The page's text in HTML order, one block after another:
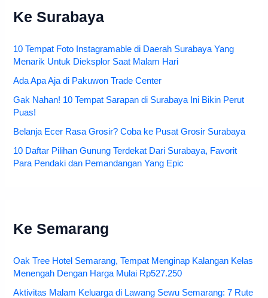
Ke Surabaya
10 Tempat Foto Instagramable di Daerah Surabaya Yang
Menarik Untuk Dieksplor Saat Malam Hari
Ada Apa Aja di Pakuwon Trade Center
Gak Nahan! 10 Tempat Sarapan di Surabaya Ini Bikin Perut
Puas!
Belanja Ecer Rasa Grosir? Coba ke Pusat Grosir Surabaya
10 Daftar Pilihan Gunung Terdekat Dari Surabaya, Favorit
Para Pendaki dan Pemandangan Yang Epic
Ke Semarang
Oak Tree Hotel Semarang, Tempat Menginap Kalangan Kelas
Menengah Dengan Harga Mulai Rp527.250
Aktivitas Malam Keluarga di Lawang Sewu Semarang: 7 Rute